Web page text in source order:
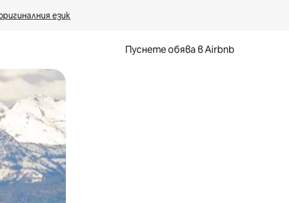
език
Пуснете обява в Airbnb